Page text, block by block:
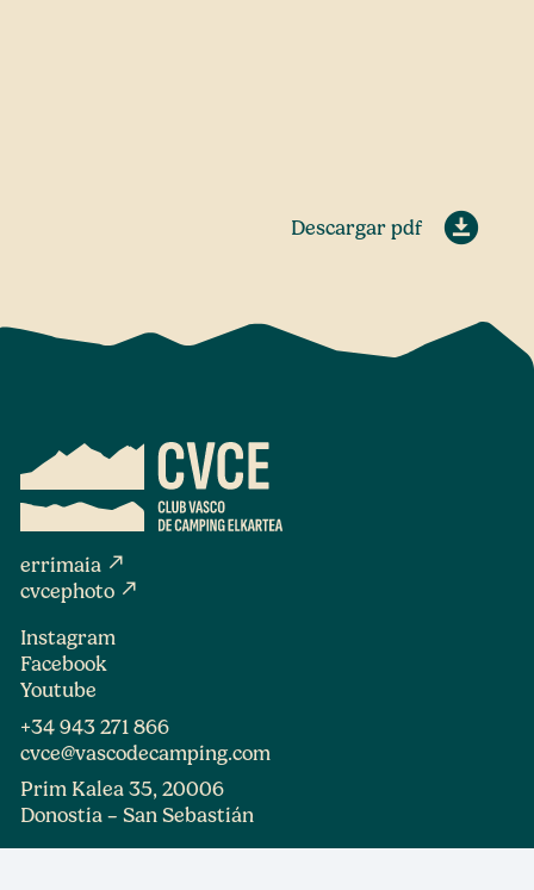
Descargar pdf
errimaia north_east
cvcephoto north_east
Instagram
Facebook
Youtube
+34 943 271 866
cvce@vascodecamping.com
Prim Kalea 35, 20006
Donostia – San Sebastián